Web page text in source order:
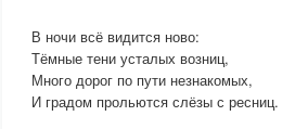
В ночи всё видится ново:
Тёмные тени усталых возниц,
Много дорог по пути незнакомых,
И градом прольются слёзы с ресниц.